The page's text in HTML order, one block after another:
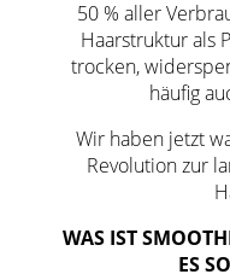
50 % aller
Haarstruktur als
trocken,
häufig
Wir haben jetzt
Revolution zur
WAS IST
ES